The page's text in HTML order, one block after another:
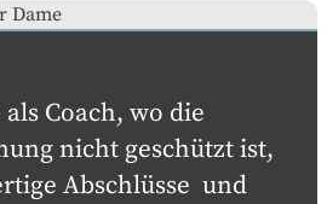
als Coach, wo die
nicht geschützt ist,
Abschlüsse  und